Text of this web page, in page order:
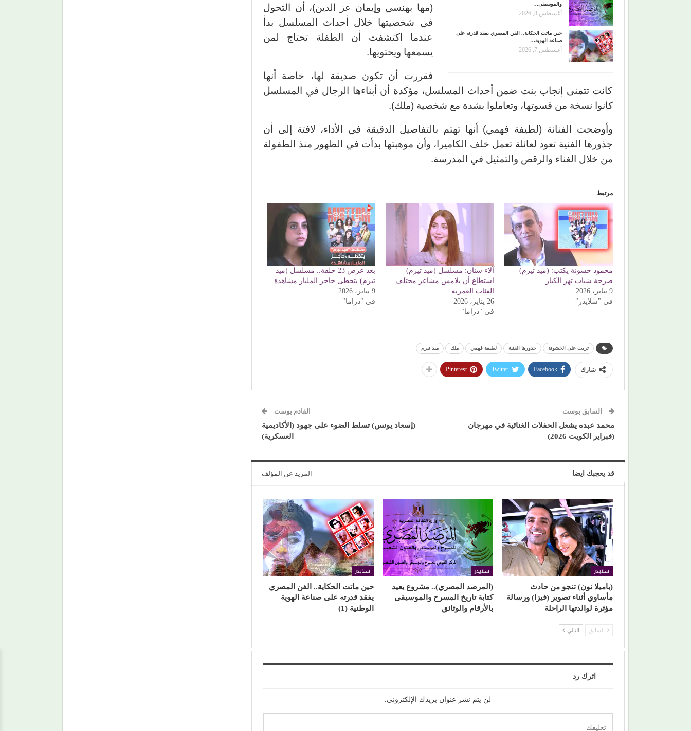
والموسيقى…
أغسطس 8, 2026
حين ماتت الحكاية.. الفن المصري يفقد قدرته على
صناعة الهوية…
أغسطس 7, 2026
(مها بهنسي وإيمان عز الدين)، أن التحول
في شخصيتها خلال أحداث المسلسل بدأ
عندما اكتشفت أن الطفلة تحتاج لمن
يسمعها ويحتويها.
فقررت أن تكون صديقة لها، خاصة أنها
كانت تتمنى إنجاب بنت ضمن أحداث المسلسل، مؤكدة أن أبناءها الرجال في المسلسل
كانوا نسخة من قسوتها، وتعاملوا بشدة مع شخصية (ملك).
وأوضحت الفنانة (لطيفة فهمي) أنها تهتم بالتفاصيل الدقيقة في الأداء، لافتة إلى أن
جذورها الفنية تعود لعائلة تعمل خلف الكاميرا، وأن موهبتها بدأت في الظهور منذ الطفولة
من خلال الغناء والرقص والتمثيل في المدرسة.
مرتبط
محمود حسونة يكتب: (ميد تيرم)
صرخة شباب تهز الكبار
9 يناير، 2026
في "سلايدر"
آلاء سنان: مسلسل (ميد تيرم)
استطاع أن يلامس مشاعر مختلف
الفئات العمرية
26 يناير، 2026
في "دراما"
بعد عرض 23 حلقة.. مسلسل (ميد
تيرم) يتخطى حاجز المليار مشاهدة
9 يناير، 2026
في "دراما"
تربت على الخشونة جذورها الفنية لطيفة فهمي ملك ميد تيرم
شارك Facebook
Twitter
Pinterest
السابق بوست
محمد عبده يشعل الحفلات الغنائية في مهرجان
(فبراير الكويت 2026)
القادم بوست
(إسعاد يونس) تسلط الضوء على جهود (الأكاديمية
العسكرية)
قد يعجبك ايضا المزيد عن المؤلف
سلايدر
(باميلا نون) تنجو من حادث
مأساوي أثناء تصوير (فيزا) ورسالة
مؤثرة لوالدتها الراحلة
سلايدر
(المرصد المصري).. مشروع يعيد
كتابة تاريخ المسرح والموسيقى
بالأرقام والوثائق
سلايدر
حين ماتت الحكاية.. الفن المصري
يفقد قدرته على صناعة الهوية
الوطنية (1)
السابق التالي
اترك رد
لن يتم نشر عنوان بريدك الإلكتروني.